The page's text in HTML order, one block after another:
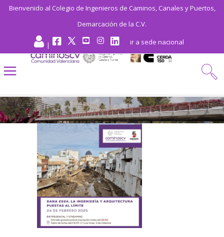
Bienvenido al Colegio de Ingenieros de Caminos, Canales y Puertos,
Demarcación de la C.V.
| ir a sede nacional